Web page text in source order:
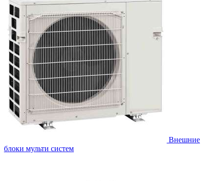
Внешние
блоки мульти систем